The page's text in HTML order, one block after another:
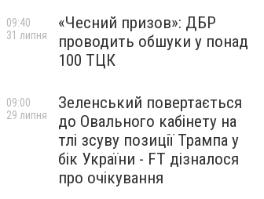
«Чесний призов»: ДБР
проводить обшуки у понад
100 ТЦК
09:40
31 липня
Зеленський повертається
до Овального кабінету на
тлі зсуву позиції Трампа у
бік України - FT дізналося
про очікування
09:00
29 липня